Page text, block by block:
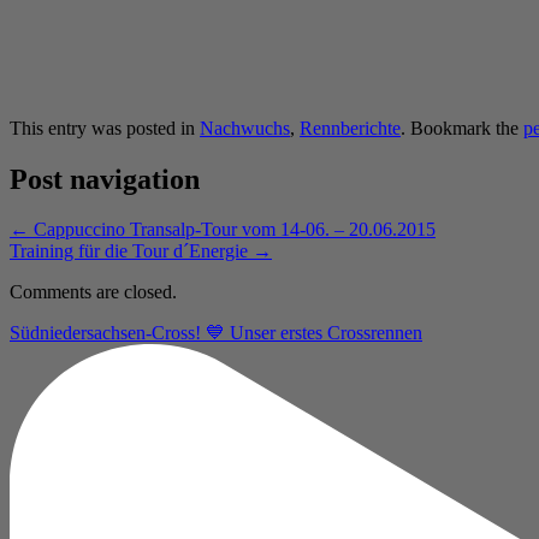
This entry was posted in Nachwuchs, Rennberichte. Bookmark the
Post navigation
← Cappuccino Transalp-Tour vom 14-06. – 20.06.2015
Training für die Tour d´Energie →
Comments are closed.
Südniedersachsen-Cross! 💙 Unser erstes Crossrennen